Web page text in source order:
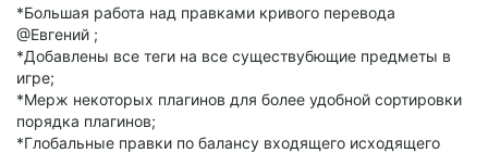
*Большая работа над правками кривого перевода
@Евгений ;
*Добавлены все теги на все существубющие предметы в
игре;
*Мерж некоторых плагинов для более удобной сортировки
порядка плагинов;
*Глобальные правки по балансу входящего исходящего